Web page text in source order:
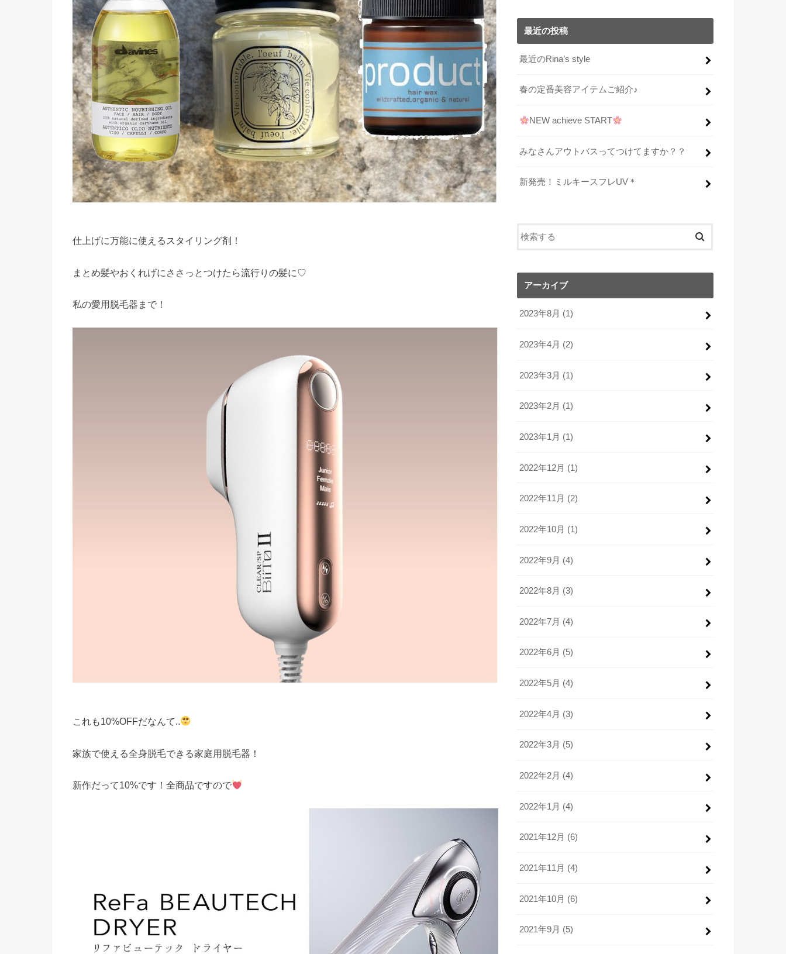
仕上げに万能に使えるスタイリング剤！
まとめ髪やおくれげにささっとつけたら流行りの髪に♡
私の愛用脱毛器まで！
これも10%OFFだなんて..
家族で使える全身脱毛できる家庭用脱毛器！
新作だって10%です！全商品ですので
最近の投稿
最近のRina’s style
春の定番美容アイテムご紹介♪
NEW achieve START
みなさんアウトバスってつけてますか？？
新発売！ミルキースフレUV＊
アーカイブ
2023年8月 (1)
2023年4月 (2)
2023年3月 (1)
2023年2月 (1)
2023年1月 (1)
2022年12月 (1)
2022年11月 (2)
2022年10月 (1)
2022年9月 (4)
2022年8月 (3)
2022年7月 (4)
2022年6月 (5)
2022年5月 (4)
2022年4月 (3)
2022年3月 (5)
2022年2月 (4)
2022年1月 (4)
2021年12月 (6)
2021年11月 (4)
2021年10月 (6)
2021年9月 (5)